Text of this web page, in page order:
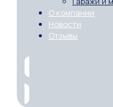
О компании
Новости
Отзывы